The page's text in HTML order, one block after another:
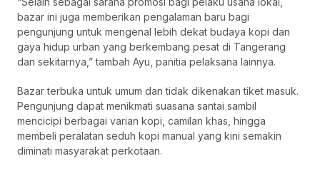
bazar ini juga memberikan pengalaman baru bagi
pengunjung untuk mengenal lebih dekat budaya kopi dan
gaya hidup urban yang berkembang pesat di Tangerang
dan sekitarnya,” tambah Ayu, panitia pelaksana lainnya.
Bazar terbuka untuk umum dan tidak dikenakan tiket masuk.
Pengunjung dapat menikmati suasana santai sambil
mencicipi berbagai varian kopi, camilan khas, hingga
membeli peralatan seduh kopi manual yang kini semakin
diminati masyarakat perkotaan.